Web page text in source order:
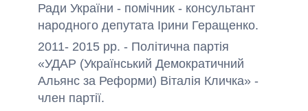
Ради України - помічник - консультант
народного депутата Ірини Геращенко.
2011- 2015 рр. - Політична партія
«УДАР (Український Демократичний
Альянс за Реформи) Віталія Кличка» -
член партії.